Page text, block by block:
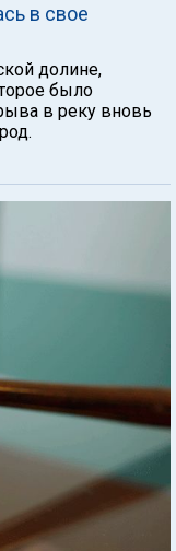
в свое
долине,
было
в реку вновь